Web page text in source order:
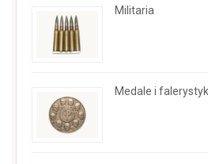
Militaria
Medale i